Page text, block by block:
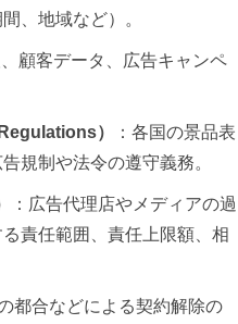
、地域など）。
顧客データ、広告キャンペ
）
：各国の景品表
規制や法令の遵守義務。
：広告代理店やメディアの過
責任範囲、責任上限額、相
都合などによる契約解除の